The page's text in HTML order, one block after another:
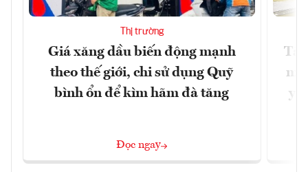
Thị trường
Giá xăng dầu biến động mạnh
theo thế giới, chi sử dụng Quỹ
bình ổn để kìm hãm đà tăng
Đọc ngay